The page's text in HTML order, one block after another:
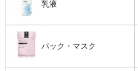
乳液
パック・マスク